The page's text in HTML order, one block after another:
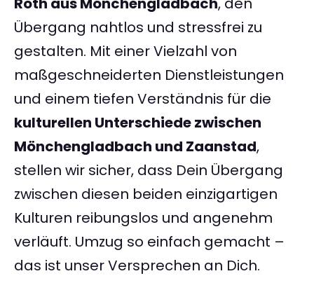
Übergang nahtlos und stressfrei zu
gestalten. Mit einer Vielzahl von
maßgeschneiderten Dienstleistungen
und einem tiefen Verständnis für die
kulturellen Unterschiede zwischen
Mönchengladbach und Zaanstad,
stellen wir sicher, dass Dein Übergang
zwischen diesen beiden einzigartigen
Kulturen reibungslos und angenehm
verläuft. Umzug so einfach gemacht –
das ist unser Versprechen an Dich.